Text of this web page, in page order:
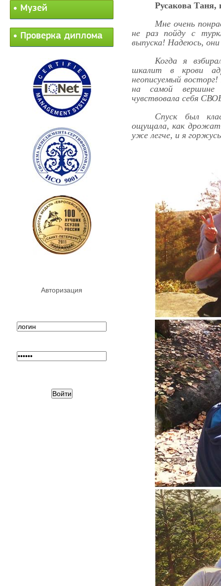
Музей
Проверка диплома
Авторизация
Русакова Таня,
Мне очень
не раз пойду с
выпуска! Надеюсь,
Когда я
шкалит в крови
неописуемый
на самой
чувствовала себя
Спуск был
ощущала, как дрожат
уже легче, и я